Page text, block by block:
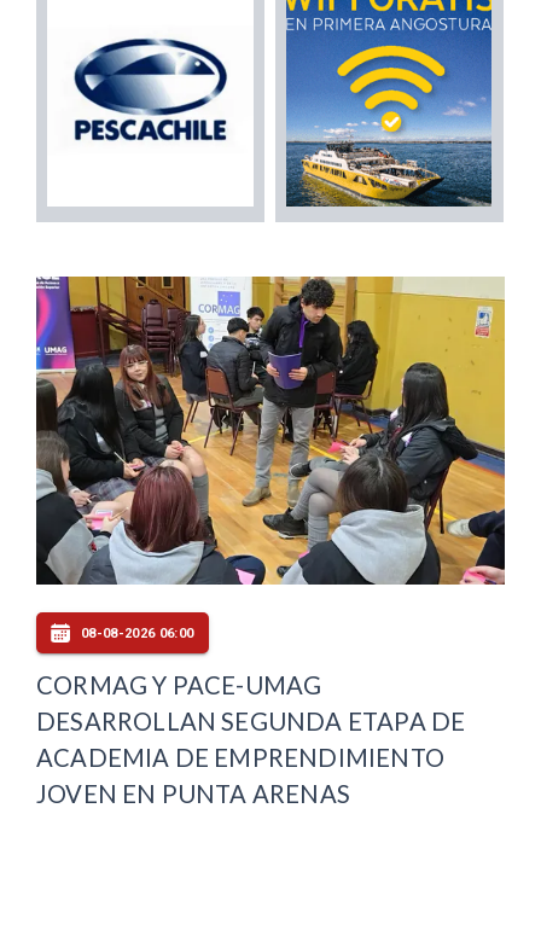
08-08-2026 06:00
CORMAG Y PACE-UMAG
DESARROLLAN SEGUNDA ETAPA DE
ACADEMIA DE EMPRENDIMIENTO
JOVEN EN PUNTA ARENAS